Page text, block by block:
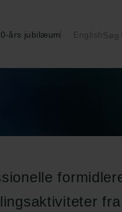
års jubilæum EnglishSøg